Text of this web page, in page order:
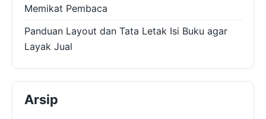
Memikat Pembaca
Panduan Layout dan Tata Letak Isi Buku agar
Layak Jual
Arsip